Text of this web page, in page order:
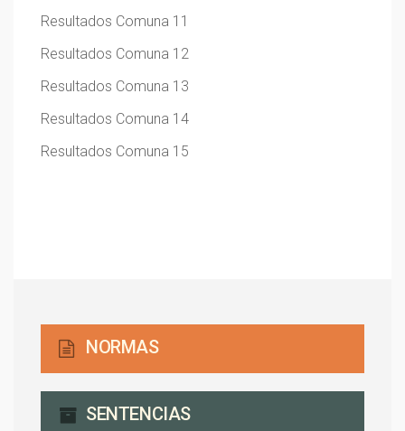
Resultados Comuna 11
Resultados Comuna 12
Resultados Comuna 13
Resultados Comuna 14
Resultados Comuna 15
NORMAS
SENTENCIAS